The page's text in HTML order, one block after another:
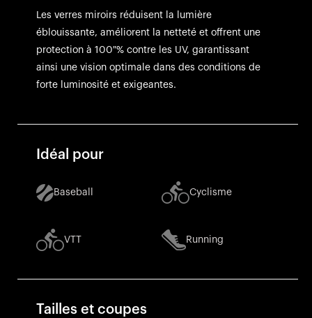
Les verres miroirs réduisent la lumière
éblouissante, améliorent la netteté et offrent une
protection à 100 % contre les UV, garantissant
ainsi une vision optimale dans des conditions de
forte luminosité et exigeantes.
Idéal pour
Baseball Cyclisme
VTT Running
Tailles et coupes